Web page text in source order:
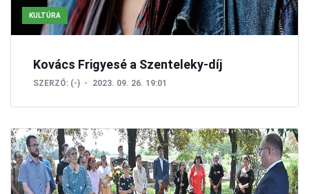
KULTÚRA
Kovács Frigyesé a Szenteleky-díj
SZERZŐ: (-) 2023. 09. 26. 19:01